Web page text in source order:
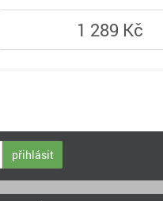
1 289 Kč
přihlásit